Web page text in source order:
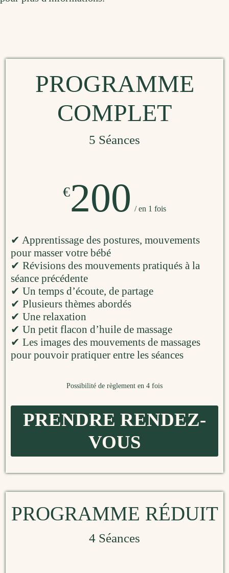
PROGRAMME
COMPLET
5 Séances
✔ Apprentissage des postures, mouvements
pour masser votre bébé
✔ Révisions des mouvements pratiqués à la
séance précédente
✔ Un temps d’écoute, de partage
✔ Plusieurs thèmes abordés
✔ Une relaxation
✔ Un petit flacon d’huile de massage
✔ Les images des mouvements de massages
pour pouvoir pratiquer entre les séances
€200 / en 1 fois
Possibilité de règlement en 4 fois
PRENDRE RENDEZ-
VOUS
PROGRAMME RÉDUIT
4 Séances